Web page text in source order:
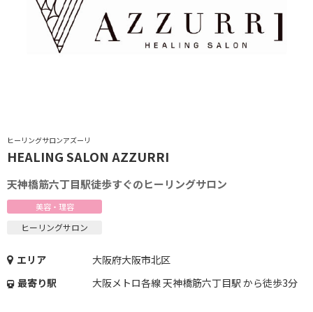
ヒーリングサロンアズーリ
HEALING SALON AZZURRI
天神橋筋六丁目駅徒歩すぐのヒーリングサロン
美容・理容
ヒーリングサロン
エリア
大阪府大阪市北区
最寄り駅
大阪メトロ各線 天神橋筋六丁目駅 から徒歩3分